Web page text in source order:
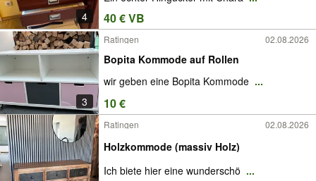
4 40 € VB
3
Ratingen 02.08.2026
Bopita Kommode auf Rollen
wir geben eine Bopita Kommode ...
10 €
Ratingen 02.08.2026
Holzkommode (massiv Holz)
Ich biete hier eine wunderschö ...